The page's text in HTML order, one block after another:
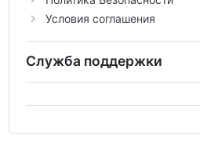
Условия соглашения
Служба поддержки